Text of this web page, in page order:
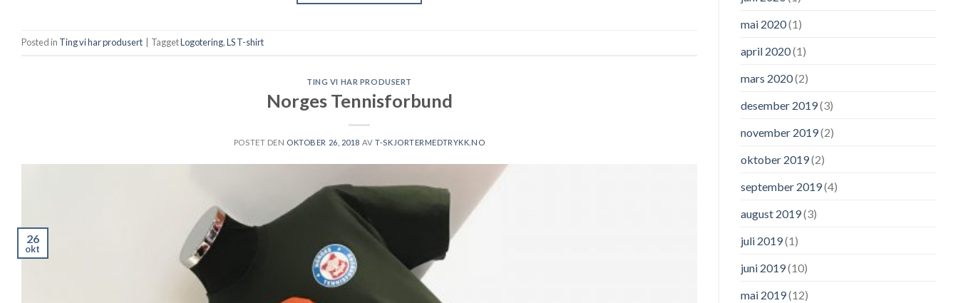
Posted in Ting vi har produsert TaggetLogotering,LS T-shirt
TING VI HAR PRODUSERT
Norges Tennisforbund
POSTET DEN OKTOBER 26, 2018 AVT-SKJORTERMEDTRYKK.NO
26
okt
mai 2020(1)
april 2020(1)
mars 2020(2)
desember 2019(3)
november 2019(2)
oktober 2019(2)
september 2019(4)
august 2019(3)
juli 2019(1)
juni 2019(10)
mai 2019(12)